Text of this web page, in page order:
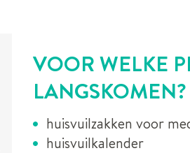
VOOR WELKE
LANGSKOMEN?
huisvuilzakken voor
huisvuilkalender